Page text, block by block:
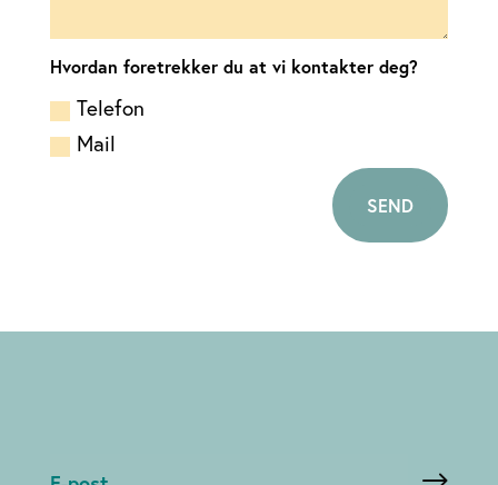
Hvordan foretrekker du at vi kontakter deg?
Telefon
Mail
SEND